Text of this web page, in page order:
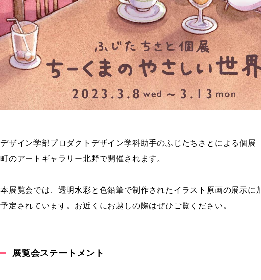
デザイン学部プロダクトデザイン学科助手のふじたちさとによる個展「
町のアートギャラリー北野で開催されます。
本展覧会では、透明水彩と色鉛筆で制作されたイラスト原画の展示
予定されています。お近くにお越しの際はぜひご覧ください。
展覧会ステートメント